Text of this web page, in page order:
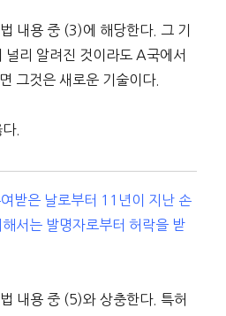
내용 중 (3)에 해당한다. 그 기
널리 알려진 것이라도 A국에서
그것은 새로운 기술이다.
.
받은 날로부터 11년이 지난 손
서는 발명자로부터 허락을 받
내용 중 (5)와 상충한다. 특허